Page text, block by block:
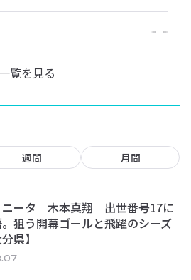
一覧を見る
週間 月間
ニータ 木本真翔 出世番号17に
狙う開幕ゴールと飛躍のシーズ
県】